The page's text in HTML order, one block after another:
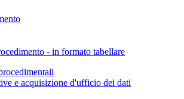
- in formato tabellare
e acquisizione d'ufficio dei dati